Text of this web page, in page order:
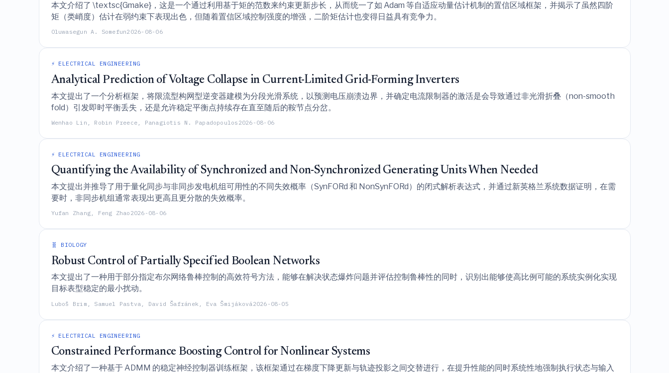
本文介绍了 \textsc{Gmake}，这是一个通过利用基于矩的范数来约束更新步长，从而统一了如 Adam 等自适应动量估计机制的置信区域框架，并揭示了虽然四阶
矩（类峭度）估计在弱约束下表现出色，但随着置信区域控制强度的增强，二阶矩估计也变得日益具有竞争力。
Oluwasegun A. Somefun2026-08-06
⚡ ELECTRICAL ENGINEERING
Analytical Prediction of Voltage Collapse in Current-Limited Grid-Forming Inverters
本文提出了一个分析框架，将限流型构网型逆变器建模为分段光滑系统，以预测电压崩溃边界，并确定电流限制器的激活是会导致通过非光滑折叠（non-smooth
fold）引发即时平衡丢失，还是允许稳定平衡点持续存在直至随后的鞍节点分岔。
Wenhao Lin, Robin Preece, Panagiotis N. Papadopoulos 2026-08-06
⚡ ELECTRICAL ENGINEERING
Quantifying the Availability of Synchronized and Non-Synchronized Generating Units When Needed
本文提出并推导了用于量化同步与非同步发电机组可用性的不同失效概率（SynFORd 和 NonSynFORd）的闭式解析表达式，并通过新英格兰系统数据证明，在需
要时，非同步机组通常表现出更高且更分散的失效概率。
Yufan Zhang, Feng Zhao 2026-08-06
🧬 BIOLOGY
Robust Control of Partially Specified Boolean Networks
本文提出了一种用于部分指定布尔网络鲁棒控制的高效符号方法，能够在解决状态爆炸问题并评估控制鲁棒性的同时，识别出能够使高比例可能的系统实例化实现
目标表型稳定的最小扰动。
Luboš Brim, Samuel Pastva, David Šafránek, Eva Šmijáková 2026-08-05
⚡ ELECTRICAL ENGINEERING
Constrained Performance Boosting Control for Nonlinear Systems
本文介绍了一种基于 ADMM 的稳定神经控制器训练框架，该框架通过在梯度下降更新与轨迹投影之间交替进行，在提升性能的同时系统性地强制执行状态与输入